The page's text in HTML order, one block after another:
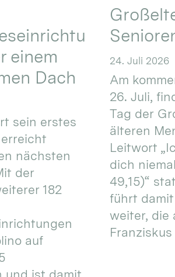
einem
Dach
sein erstes
nächsten
der
182
auf
24. Juli 2026
Am
26. Juli,
Tag der
älteren
Leitwort
dich
49,15)“
führt
weiter, die